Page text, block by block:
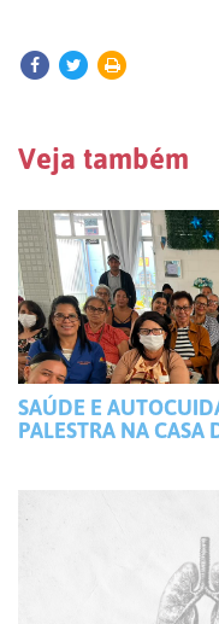
Veja também
SAÚDE E
PALESTRA NA CASA